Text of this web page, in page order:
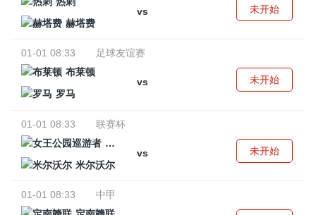
vs
赫塔费
未开始
01-01 08:33
足球友谊赛
布莱顿
vs
罗马
未开始
01-01 08:33
联赛杯
女王公园巡游者
vs
米尔沃尔
未开始
01-01 08:33
中甲